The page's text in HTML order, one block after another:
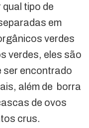
tipo de
em
verdes
verdes, eles são
ser encontrado
além de borra
de ovos
crus.